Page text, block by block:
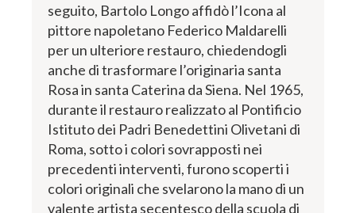
seguito, Bartolo Longo affidò l’Icona al
pittore napoletano Federico Maldarelli
per un ulteriore restauro, chiedendogli
anche di trasformare l’originaria santa
Rosa in santa Caterina da Siena. Nel 1965,
durante il restauro realizzato al Pontificio
Istituto dei Padri Benedettini Olivetani di
Roma, sotto i colori sovrapposti nei
precedenti interventi, furono scoperti i
colori originali che svelarono la mano di un
valente artista secentesco della scuola di